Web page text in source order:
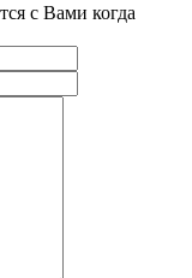
с Вами когда